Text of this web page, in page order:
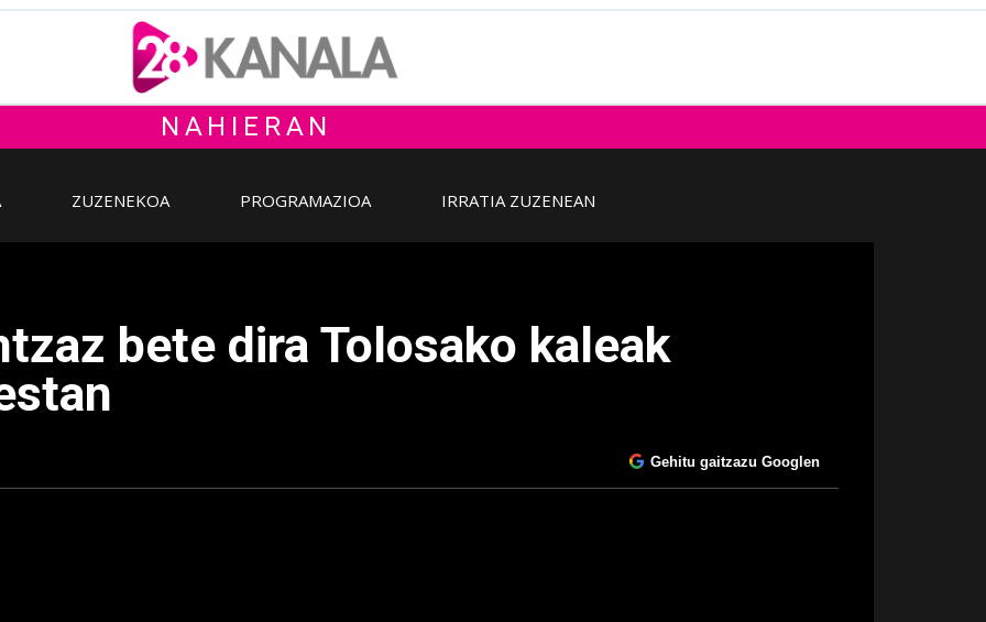
NAHIERAN
ZUZENEKOA PROGRAMAZIOA IRRATIA ZUZENEAN
bete dira Tolosako kaleak
Gehitu gaitzazu Googlen